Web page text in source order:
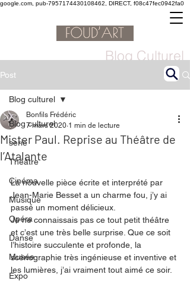
google.com, pub-7957174430108462, DIRECT, f08c47fec0942fa0
Blog Culturel
Post
Blog culturel
serie
Théâtre
Cinéma
Musique
Opéra
Danse
Musée
Expo
Blog culturel
Mister Paul. Reprise au Théâtre de
l’Atalante
Bonfils Frédéric
7 mars 2020 1 min de lecture
La nouvelle pièce écrite et interprété par
Jean-Marie Besset a un charme fou, j’y ai
passé un moment délicieux.
Je ne connaissais pas ce tout petit théâtre
et c’est une très belle surprise. Que ce soit
l’histoire succulente et profonde, la
scénographie très ingénieuse et inventive et
les lumières, j’ai vraiment tout aimé ce soir.